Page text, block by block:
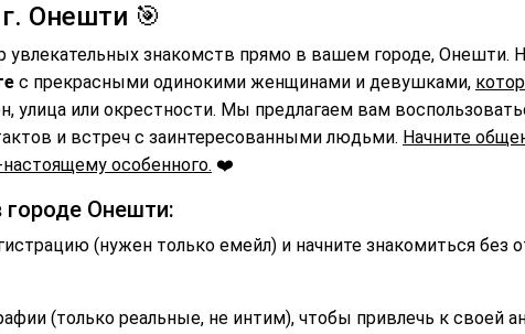
Онешти 🎯
знакомств прямо в вашем городе, Онешти.
с прекрасными одинокими женщинами и девушками,
улица или окрестности. Мы предлагаем вам
и встреч с заинтересованными людьми. Начните
особенного. ❤️
городе Онешти:
(нужен только емейл) и начните знакомиться без
(только реальные, не интим), чтобы привлечь к своей